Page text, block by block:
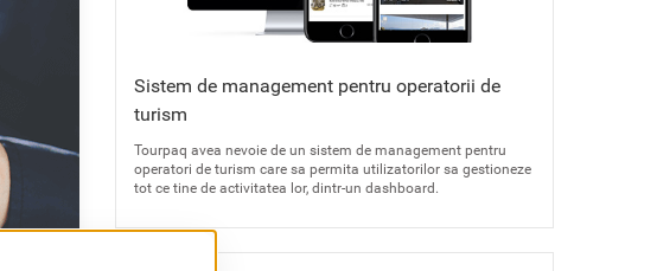
Sistem de management pentru operatorii de
turism
Tourpaq avea nevoie de un sistem de management pentru
operatori de turism care sa permita utilizatorilor sa gestioneze
tot ce tine de activitatea lor, dintr-un dashboard.